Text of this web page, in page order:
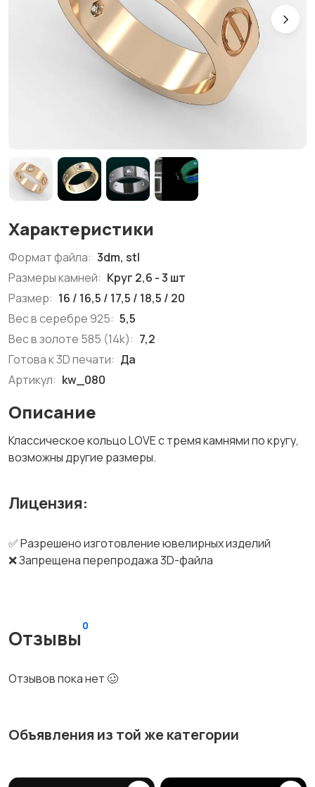
Характеристики
Формат файла: 3dm, stl
Размеры камней: Круг 2,6 - 3 шт
Размер: 16 / 16,5 / 17,5 / 18,5 / 20
Вес в серебре 925: 5,5
Вес в золоте 585 (14k): 7,2
Готова к 3D печати: Да
Артикул: kw_080
Описание
Классическое кольцо LOVE с тремя камнями по кругу,
возможны другие размеры.
Лицензия:
✅ Разрешено изготовление ювелирных изделий
❌ Запрещена перепродажа 3D-файла
Отзывы
0
Отзывов пока нет 🥴
Объявления из той же категории